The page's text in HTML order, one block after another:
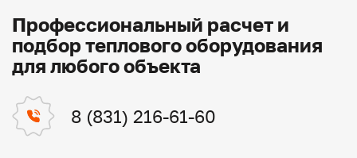
Профессиональный расчет и
подбор теплового оборудования
для любого объекта
8 (831) 216-61-60